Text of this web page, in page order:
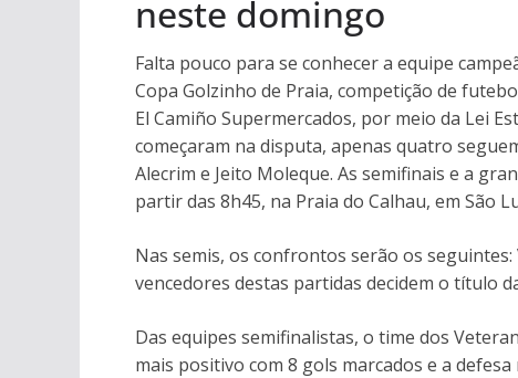
neste domingo
Falta pouco para se conhecer a equipe
Copa Golzinho de Praia, competição de
El Camiño Supermercados, por meio da Lei
começaram na disputa, apenas quatro
Alecrim e Jeito Moleque. As semifinais e a
partir das 8h45, na Praia do Calhau, em São
Nas semis, os confrontos serão os
vencedores destas partidas decidem o título
Das equipes semifinalistas, o time dos
mais positivo com 8 gols marcados e a